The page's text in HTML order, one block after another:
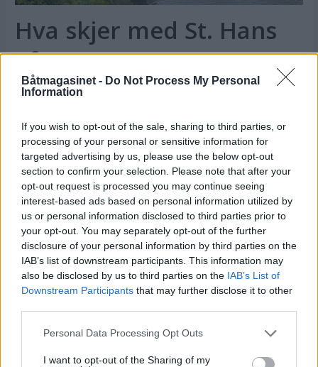
Båtmagasinet - Do Not Process My Personal
Information
If you wish to opt-out of the sale, sharing to third parties, or
processing of your personal or sensitive information for
targeted advertising by us, please use the below opt-out
section to confirm your selection. Please note that after your
opt-out request is processed you may continue seeing
interest-based ads based on personal information utilized by
us or personal information disclosed to third parties prior to
your opt-out. You may separately opt-out of the further
disclosure of your personal information by third parties on the
IAB’s list of downstream participants. This information may
also be disclosed by us to third parties on the IAB’s List of
Downstream Participants that may further disclose it to other
Personal Data Processing Opt Outs
I want to opt-out of the Sharing of my
Hva skjer med St. Hans
aften?
PLUS
Fra Mercury til Nordkapp